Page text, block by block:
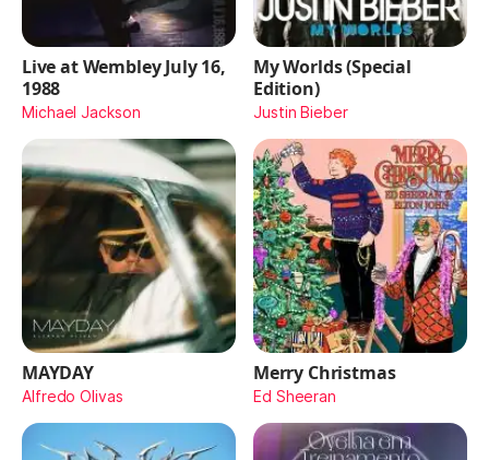
Live at Wembley July 16,
1988
Michael Jackson
My Worlds (Special
Edition)
Justin Bieber
MAYDAY
Alfredo Olivas
Merry Christmas
Ed Sheeran